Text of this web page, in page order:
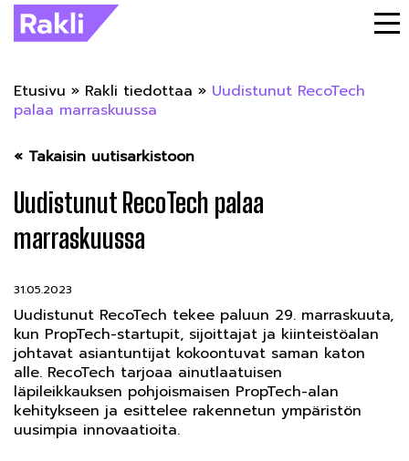
Etusivu » Rakli tiedottaa » Uudistunut RecoTech
palaa marraskuussa
« Takaisin uutisarkistoon
Uudistunut RecoTech palaa
marraskuussa
31.05.2023
Uudistunut RecoTech tekee paluun 29. marraskuuta,
kun PropTech-startupit, sijoittajat ja kiinteistöalan
johtavat asiantuntijat kokoontuvat saman katon
alle. RecoTech tarjoaa ainutlaatuisen
läpileikkauksen pohjoismaisen PropTech-alan
kehitykseen ja esittelee rakennetun ympäristön
uusimpia innovaatioita.